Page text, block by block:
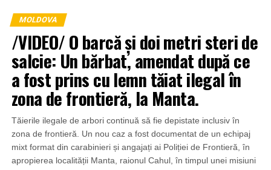
MOLDOVA
/VIDEO/ O barcă și doi metri steri de
salcie: Un bărbat, amendat după ce
a fost prins cu lemn tăiat ilegal în
zona de frontieră, la Manta.
Tăierile ilegale de arbori continuă să fie depistate inclusiv în
zona de frontieră. Un nou caz a fost documentat de un echipaj
mixt format din carabinieri și angajați ai Poliției de Frontieră, în
apropierea localității Manta, raionul Cahul, în timpul unei misiuni